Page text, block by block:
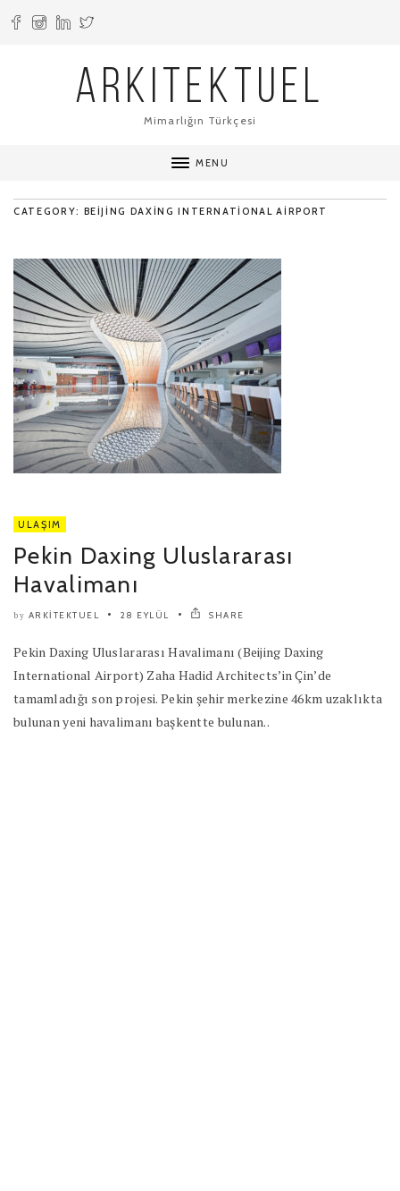
ARKITEKTUEL
Mimarlığın Türkçesi
MENU
CATEGORY: BEIJING DAXING INTERNATIONAL AIRPORT
ULAŞIM
Pekin Daxing Uluslararası
Havalimanı
by ARKITEKTUEL 28 EYLÜL SHARE
Pekin Daxing Uluslararası Havalimanı (Beijing Daxing
International Airport) Zaha Hadid Architects’in Çin’de
tamamladığı son projesi. Pekin şehir merkezine 46km uzaklıkta
bulunan yeni havalimanı başkentte bulunan..